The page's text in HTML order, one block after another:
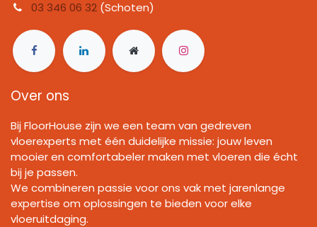
03 346 06 32 (Schoten)
Over ons
Bij FloorHouse zijn we een team van gedreven
vloerexperts met één duidelijke missie: jouw leven
mooier en comfortabeler maken met vloeren die écht
bij je passen.
We combineren passie voor ons vak met jarenlange
expertise om oplossingen te bieden voor elke
vloeruitdaging.